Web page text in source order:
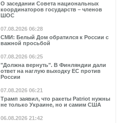
О заседании Совета национальных
координаторов государств – членов
ШОС
07.08.2026 06:28
СМИ: Белый Дом обратился к России с
важной просьбой
07.08.2026 06:25
"Должна вернуть". В Финляндии дали
ответ на наглую выходку ЕС против
России
07.08.2026 06:21
Трамп заявил, что ракеты Patriot нужны
не только Украине, но и самим США
06.08.2026 21:42